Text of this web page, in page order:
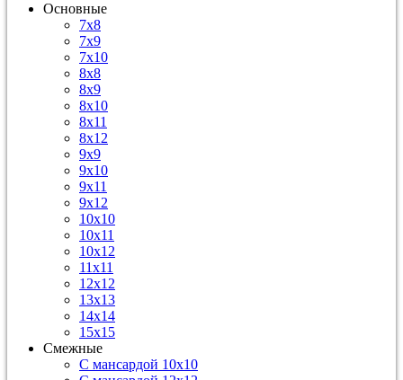
Основные
7х8
7х9
7х10
8х8
8х9
8х10
8х11
8х12
9х9
9х10
9х11
9х12
10х10
10х11
10х12
11х11
12х12
13х13
14х14
15х15
Смежные
С мансардой 10х10